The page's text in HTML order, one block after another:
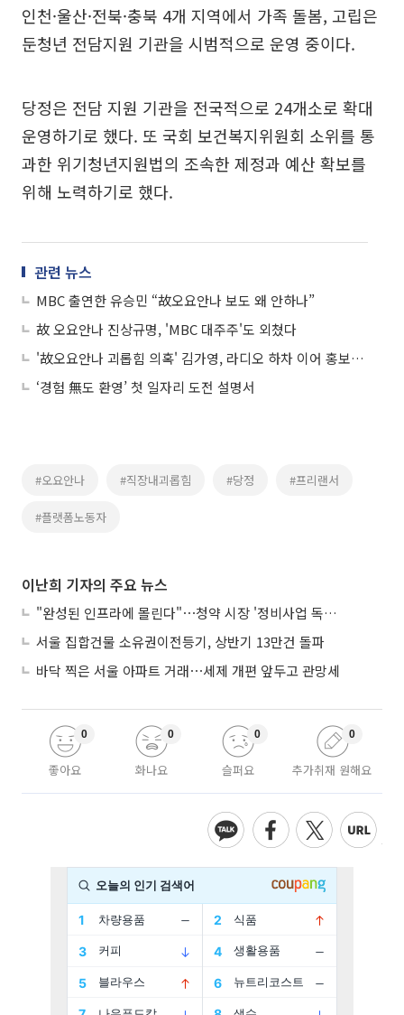
인천·울산·전북·충북 4개 지역에서 가족 돌봄, 고립은
둔청년 전담지원 기관을 시범적으로 운영 중이다.
당정은 전담 지원 기관을 전국적으로 24개소로 확대
운영하기로 했다. 또 국회 보건복지위원회 소위를 통
과한 위기청년지원법의 조속한 제정과 예산 확보를
위해 노력하기로 했다.
관련 뉴스
MBC 출연한 유승민 “故오요안나 보도 왜 안하나”
故 오요안나 진상규명, 'MBC 대주주'도 외쳤다
'故오요안나 괴롭힘 의혹' 김가영, 라디오 하차 이어 홍보대사 해촉?…"내부 검토 중"
‘경험 無도 환영’ 첫 일자리 도전 설명서
#오요안나 #직장내괴롭힘 #당정 #프리랜서
#플랫폼노동자
이난희 기자의 주요 뉴스
"완성된 인프라에 몰린다"⋯청약 시장 '정비사업 독주' 42배 격차
서울 집합건물 소유권이전등기, 상반기 13만건 돌파
바닥 찍은 서울 아파트 거래⋯세제 개편 앞두고 관망세
좋아요
0
화나요
0
슬퍼요
0
추가취재 원해요
0